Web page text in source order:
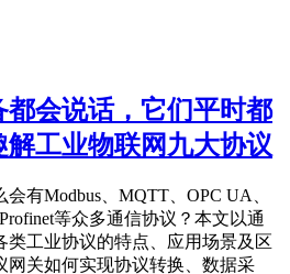
都会说话，它们平时都
工业物联网九大协议
有Modbus、MQTT、OPC UA、
等众多通信协议？本文以通
类工业协议的特点、应用场景及区
网关如何实现协议转换、数据采